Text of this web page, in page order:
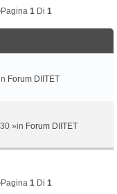
1 Di 1
Forum DIITET
»in Forum DIITET
1 Di 1